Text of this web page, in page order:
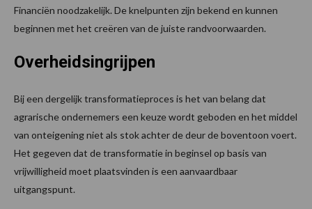
Financiën noodzakelijk. De knelpunten zijn bekend en kunnen
beginnen met het creëren van de juiste randvoorwaarden.
Overheidsingrijpen
Bij een dergelijk transformatieproces is het van belang dat
agrarische ondernemers een keuze wordt geboden en het middel
van onteigening niet als stok achter de deur de boventoon voert.
Het gegeven dat de transformatie in beginsel op basis van
vrijwilligheid moet plaatsvinden is een aanvaardbaar
uitgangspunt.